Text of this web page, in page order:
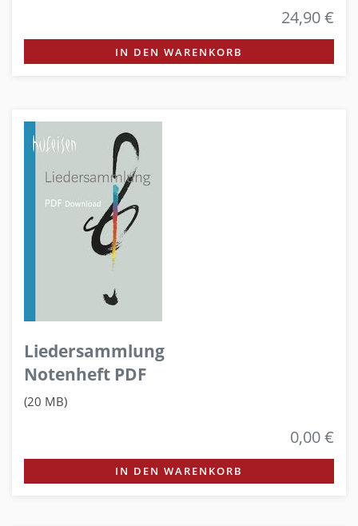
24,90 €
IN DEN WARENKORB
Liedersammlung
Notenheft PDF
(20 MB)
0,00 €
IN DEN WARENKORB